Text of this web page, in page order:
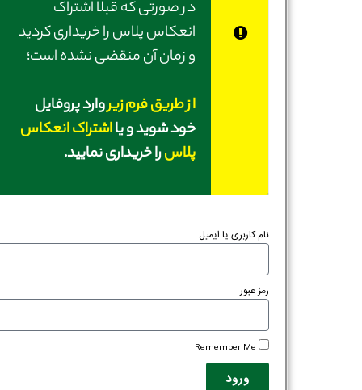
در صورتی‌ که قبلاً اشتراک
انعکاس پلاس را خریداری کردید
و زمان آن منقضی نشده است؛
از طریق فرم زیروارد پروفایل
خود شوید و یااشتراک انعکاس
پلاسرا خریداری نمایید.
نام کاربری یا ایمیل
رمز عبور
Remember Me
ورود